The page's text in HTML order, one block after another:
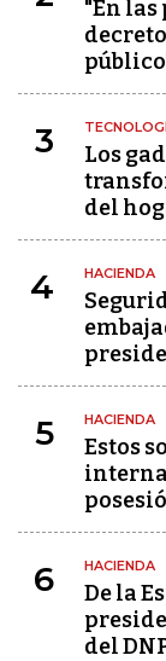
"En
3
Los
del
4 HACIENDA
5 HACIENDA
Estos
6 HACIENDA
De la
del